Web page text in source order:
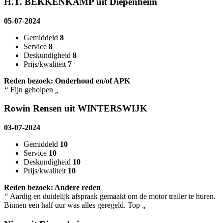
05-07-2024
Gemiddeld 8
Service 8
Deskundigheid 8
Prijs/kwaliteit 7
Reden bezoek: Onderhoud en/of APK
“ Fijn geholpen
Rowin Rensen uit WINTERSWIJK
03-07-2024
Gemiddeld 10
Service 10
Deskundigheid 10
Prijs/kwaliteit 10
Reden bezoek: Andere reden
“ Aardig en duidelijk afspraak gemaakt om de motor trailer te huren.
Binnen een half uur was alles geregeld. Top